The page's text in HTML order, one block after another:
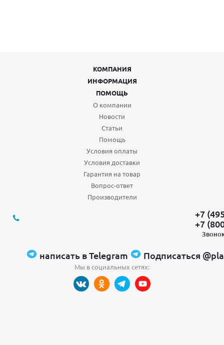
КОМПАНИЯ
ИНФОРМАЦИЯ
ПОМОЩЬ
О компании
Новости
Статьи
Помощь
Условия оплаты
Условия доставки
Гарантия на товар
Вопрос-ответ
Производители
+7
+7
написать в Telegram Подписаться
Мы в социальных сетях: